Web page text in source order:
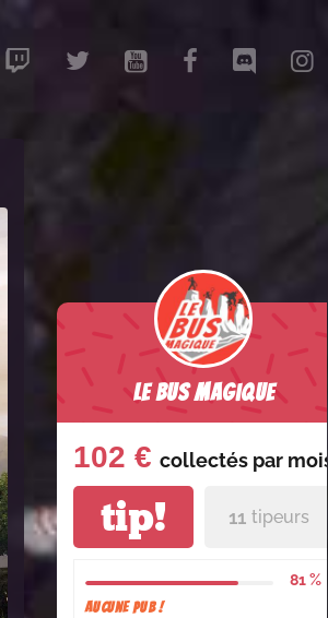
Le Bus Magique
102 € collectés par mois
tip! 11 tipeurs
81 %
Aucune pub !